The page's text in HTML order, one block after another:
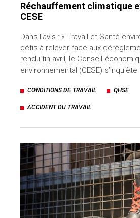
Réchauffement climatique
CESE
Dans l’avis : « Travail et Santé-
défis à relever face aux
rendu fin avril, le Conseil
environnemental (CESE)
CONDITIONS DE TRAVAIL QHSE
ACCIDENT DU TRAVAIL